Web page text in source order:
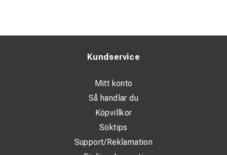
Kundservice
Mitt konto
Så handlar du
Köpvillkor
Söktips
Support/Reklamation